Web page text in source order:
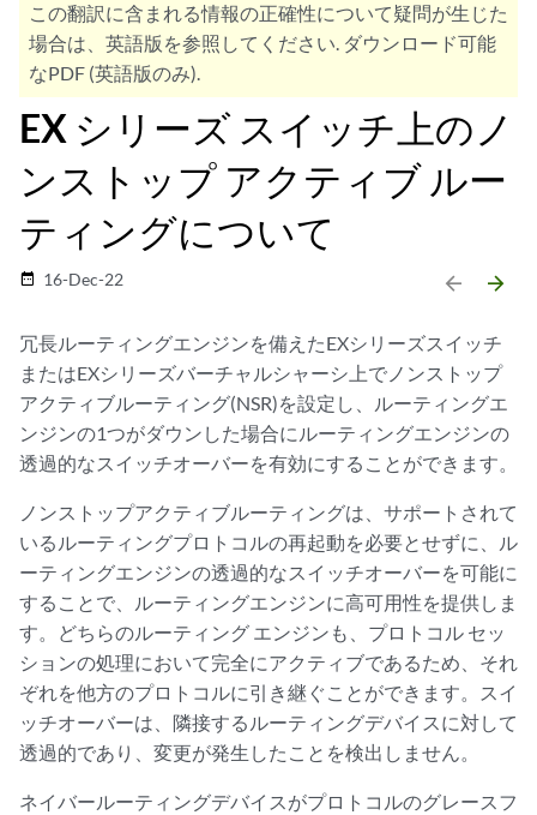
この翻訳に含まれる情報の正確性について疑問が生じた
場合は、英語版を参照してください. ダウンロード可能
なPDF (英語版のみ).
EX シリーズ スイッチ上のノ
ンストップ アクティブ ルー
ティングについて
date_range 16-Dec-22 arrow_backward arrow_forward
冗長ルーティングエンジンを備えたEXシリーズスイッチ
またはEXシリーズバーチャルシャーシ 上で ノンストップ
アクティブルーティング(NSR)を設定し、ルーティングエ
ンジンの1つがダウンした場合にルーティングエンジンの
透過的なスイッチオーバーを有効にすることができます。
ノンストップアクティブルーティングは、サポートされて
いるルーティングプロトコルの再起動を必要とせずに、ル
ーティングエンジンの透過的なスイッチオーバーを可能に
することで、ルーティングエンジンに高可用性を提供しま
す。どちらのルーティング エンジンも、プロトコル セッ
ションの処理において完全にアクティブであるため、それ
ぞれを他方のプロトコルに引き継ぐことができます。スイ
ッチオーバーは、隣接するルーティングデバイスに対して
透過的であり、変更が発生したことを検出しません。
ネイバールーティングデバイスがプロトコルのグレースフ